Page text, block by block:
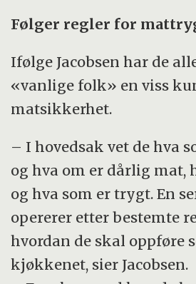
Følger regler for
Ifølge Jacobsen har de
«vanlige folk» en viss
matsikkerhet.
– I hovedsak vet de hva
og hva om er dårlig mat,
og hva som er trygt. En
opererer etter bestemte
hvordan de skal oppføre
kjøkkenet, sier Jacobsen.